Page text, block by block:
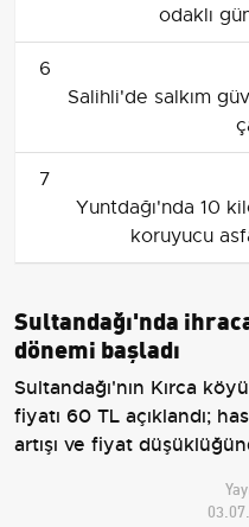
odaklı
6
Salihli'de salkım
7
Yuntdağı'nda 10
koruyucu
Sultandağı'nda
dönemi başladı
Sultandağı'nın Kırca
fiyatı 60 TL açıklandı;
artışı ve fiyat